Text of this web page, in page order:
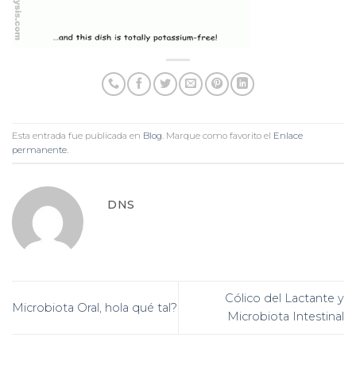
Esta entrada fue publicada en Blog . Marque como favorito el Enlace
permanente
DNS
Microbiota Oral, hola qué tal?
Cólico del Lactante y
Microbiota Intestinal